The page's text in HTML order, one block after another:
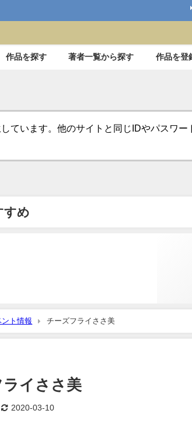
作品を探す 著者一覧から探す 作品を登
ています。他のサイトと同じIDやパスワ
すめ
ント情報 チーズフライささ美
イささ美
2020-03-10